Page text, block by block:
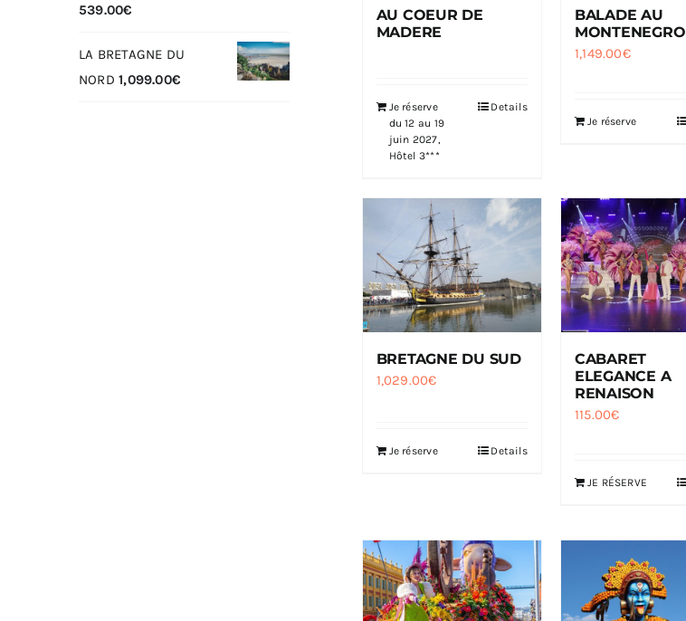
539.00€
LA BRETAGNE DU
NORD 1,099.00€
AU COEUR DE
MADERE
Je réserve
du 12 au 19
juin 2027,
Hôtel 3***
Details
BALADE AU
MONTENEGRO
1,149.00€
Je réserve
BRETAGNE DU SUD
1,029.00€
Je réserve Details
CABARET
ELEGANCE A
RENAISON
115.00€
JE RÉSERVE